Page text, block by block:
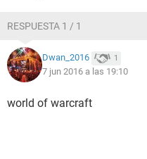
RESPUESTA 1 / 1
Dwan_2016 1
7 jun 2016 a las 19:10
world of warcraft